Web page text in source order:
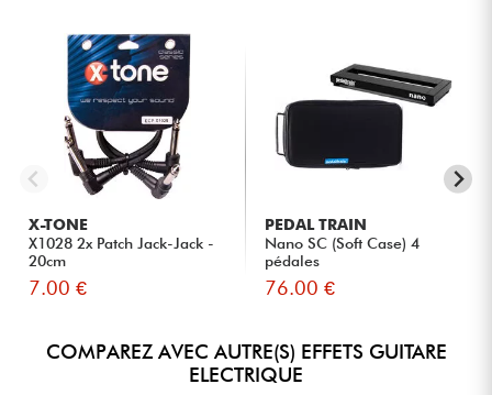
X-TONE
X1028 2x Patch Jack-Jack -
20cm
7.00 €
PEDAL TRAIN
Nano SC (Soft Case) 4
pédales
76.00 €
COMPAREZ AVEC AUTRE(S) EFFETS GUITARE
ELECTRIQUE